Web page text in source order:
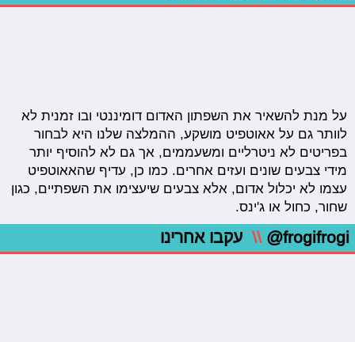
על מנת להשאיר את השפתון האדום דומיננטי ובו זמנית לא
לוותר גם על אאוטפיט מושקע, ההמלצה שלנו היא לבחור
בפריטים לא ניטרליים ומשעממים, אך גם לא להוסיף יותר
מידי צבעים שונים ועזים אחרים. כמו כן, עדיף שהאאוטפיט
עצמו לא יכלול אדום, אלא צבעים שיעצימו את השפתיים, כגון
שחור, כחול או ג'ינס.
@frogifrogi
\\ עקבו אחרינו